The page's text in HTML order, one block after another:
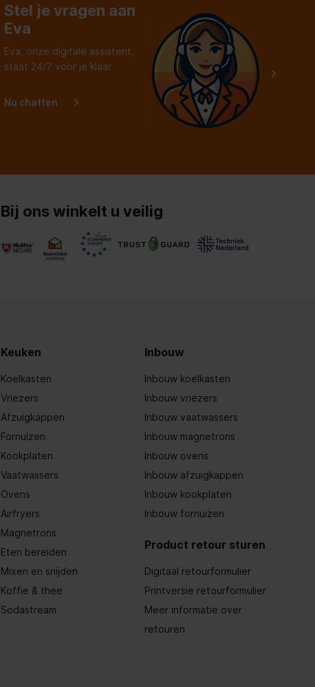
Stel je vragen aan
Eva
Eva, onze digitale assistent,
staat 24/7 voor je klaar
Nu chatten
Bij ons winkelt u veilig
Keuken
Koelkasten
Vriezers
Afzuigkappen
Fornuizen
Kookplaten
Vaatwassers
Ovens
Airfryers
Magnetrons
Eten bereiden
Mixen en snijden
Koffie & thee
Sodastream
Inbouw
Inbouw koelkasten
Inbouw vriezers
Inbouw vaatwassers
Inbouw magnetrons
Inbouw ovens
Inbouw afzuigkappen
Inbouw kookplaten
Inbouw fornuizen
Product retour sturen
Digitaal retourformulier
Printversie retourformulier
Meer informatie over
retouren